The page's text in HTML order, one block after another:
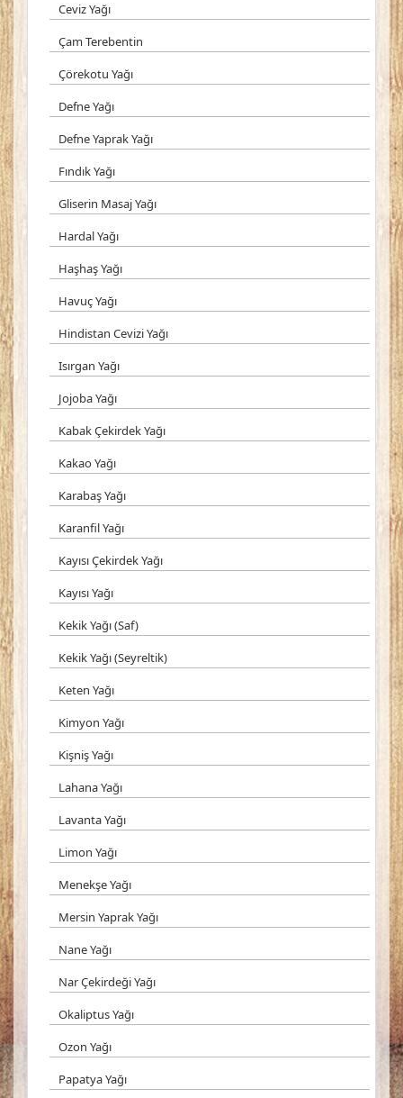
Ceviz Yağı
Çam Terebentin
Çörekotu Yağı
Defne Yağı
Defne Yaprak Yağı
Fındık Yağı
Gliserin Masaj Yağı
Hardal Yağı
Haşhaş Yağı
Havuç Yağı
Hindistan Cevizi Yağı
Isırgan Yağı
Jojoba Yağı
Kabak Çekirdek Yağı
Kakao Yağı
Karabaş Yağı
Karanfil Yağı
Kayısı Çekirdek Yağı
Kayısı Yağı
Kekik Yağı (Saf)
Kekik Yağı (Seyreltik)
Keten Yağı
Kimyon Yağı
Kişniş Yağı
Lahana Yağı
Lavanta Yağı
Limon Yağı
Menekşe Yağı
Mersin Yaprak Yağı
Nane Yağı
Nar Çekirdeği Yağı
Okaliptus Yağı
Ozon Yağı
Papatya Yağı